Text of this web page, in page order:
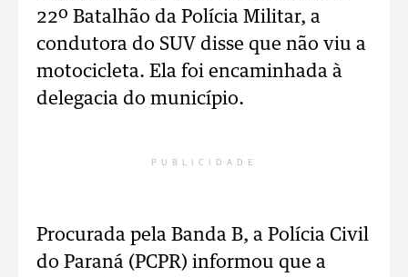
22º Batalhão da Polícia Militar, a
condutora do SUV disse que não viu a
motocicleta. Ela foi encaminhada à
delegacia do município.
PUBLICIDADE
Procurada pela Banda B, a Polícia Civil
do Paraná (PCPR) informou que a